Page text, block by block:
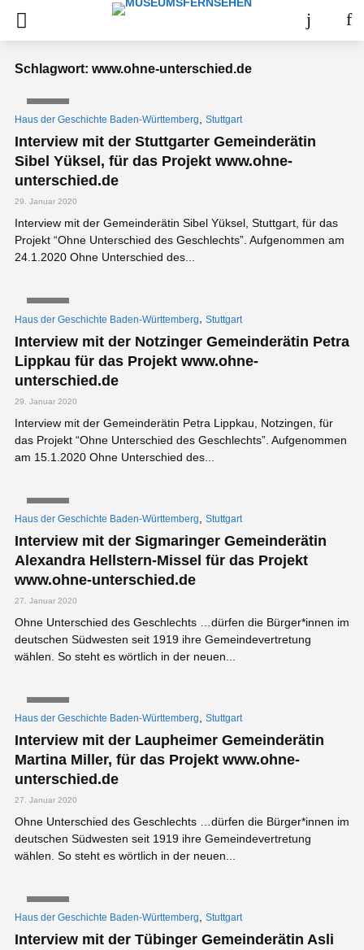
Schlagwort: www.ohne-unterschied.de
Haus der Geschichte Baden-Württemberg Stuttgart
Interview mit der Stuttgarter Gemeinderätin
Sibel Yüksel, für das Projekt www.ohne-
unterschied.de
29. Januar 2020
Interview mit der Gemeinderätin Sibel Yüksel, Stuttgart, für das
Projekt “Ohne Unterschied des Geschlechts”. Aufgenommen am
24.1.2020 Ohne Unterschied des...
Haus der Geschichte Baden-Württemberg, Stuttgart
Interview mit der Notzinger Gemeinderätin Petra
Lippkau für das Projekt www.ohne-
unterschied.de
29. Januar 2020
Interview mit der Gemeinderätin Petra Lippkau, Notzingen, für
das Projekt “Ohne Unterschied des Geschlechts”. Aufgenommen
am 15.1.2020 Ohne Unterschied des...
Haus der Geschichte Baden-Württemberg Stuttgart
Interview mit der Sigmaringer Gemeinderätin
Alexandra Hellstern-Missel für das Projekt
www.ohne-unterschied.de
27. Januar 2020
Ohne Unterschied des Geschlechts …dürfen die Bürger*innen im
deutschen Südwesten seit 1919 ihre Gemeindevertretung
wählen. So steht es wörtlich in der neuen...
Haus der Geschichte Baden-Württemberg Stuttgart
Interview mit der Laupheimer Gemeinderätin
Martina Miller, für das Projekt www.ohne-
unterschied.de
27. Januar 2020
Ohne Unterschied des Geschlechts …dürfen die Bürger*innen im
deutschen Südwesten seit 1919 ihre Gemeindevertretung
wählen. So steht es wörtlich in der neuen...
Haus der Geschichte Baden-Württemberg Stuttgart
Interview mit der Tübinger Gemeinderätin Asli